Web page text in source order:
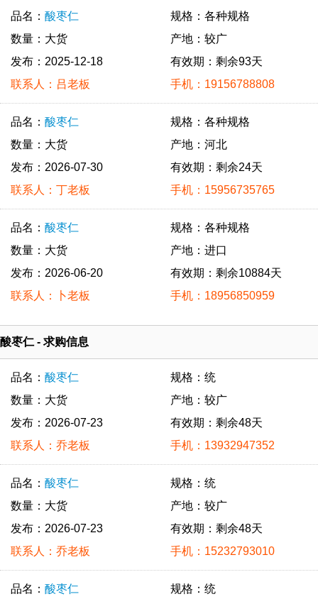
品名： 酸枣仁
数量：大货
发布：2025-12-18
联系人：吕老板
规格：各种规格
产地：较广
有效期：剩余93天
手机：19156788808
品名： 酸枣仁
数量：大货
发布：2026-07-30
联系人：丁老板
规格：各种规格
产地：河北
有效期：剩余24天
手机：15956735765
品名： 酸枣仁
数量：大货
发布：2026-06-20
联系人：卜老板
规格：各种规格
产地：进口
有效期：剩余10884天
手机：18956850959
酸枣仁 - 求购信息
品名： 酸枣仁
数量：大货
发布：2026-07-23
联系人：乔老板
规格：统
产地：较广
有效期：剩余48天
手机：13932947352
品名： 酸枣仁
数量：大货
发布：2026-07-23
联系人：乔老板
规格：统
产地：较广
有效期：剩余48天
手机：15232793010
品名： 酸枣仁
规格：统